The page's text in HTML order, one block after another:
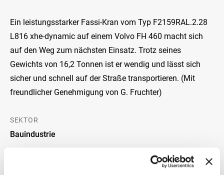
Ein leistungsstarker Fassi-Kran vom Typ F2159RAL.2.28
L816 xhe-dynamic auf einem Volvo FH 460 macht sich
auf den Weg zum nächsten Einsatz. Trotz seines
Gewichts von 16,2 Tonnen ist er wendig und lässt sich
sicher und schnell auf der Straße transportieren. (Mit
freundlicher Genehmigung von G. Fruchter)
SEKTOR
Bauindustrie